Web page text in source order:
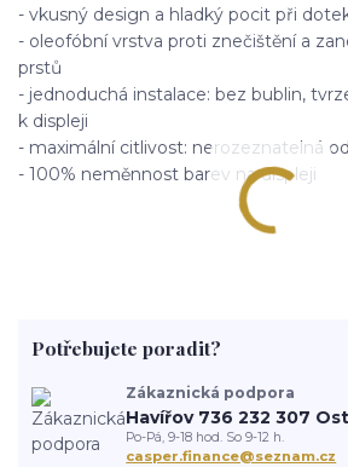
- vkusný design a hladký pocit při
- oleofóbní vrstva proti znečištění a
prstů
- jednoduchá instalace: bez bublin,
k displeji
- maximální citlivost: nerozeznatelná
- 100% neměnnost barev na displeji
Potřebujete poradit?
Zákaznická podpora
Havířov 736 232 307
Po-Pá, 9-18 hod. So 9-12 h.
casper.finance@seznam.cz